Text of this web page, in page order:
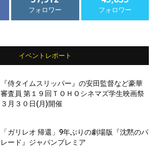
フォロワー フォロワー
イベントレポート
『侍タイムスリッパー』の安田監督など豪華
審査員 第１９回ＴＯＨＯシネマズ学生映画祭
３月３０日(月)開催
「ガリレオ 帰還」9年ぶりの劇場版『沈黙のパ
レード』ジャパンプレミア